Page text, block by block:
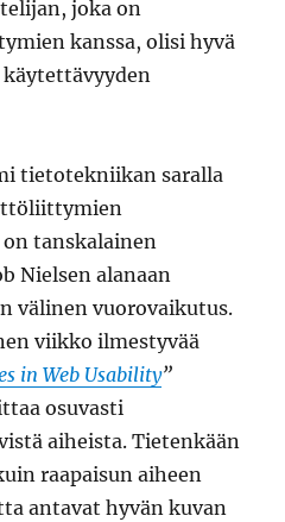
joka on
kanssa, olisi hyvä
tietotekniikan saralla
tanskalainen
Nielsen alanaan
välinen vuorovaikutus.
viikko ilmestyvää
in Web Usability”
osuvasti
aiheista. Tietenkään
raapaisun aiheen
antavat hyvän kuvan